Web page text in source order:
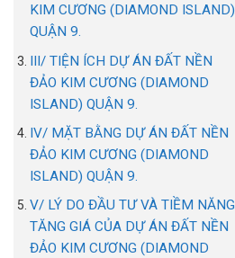
KIM CƯƠNG (DIAMOND ISLAND)
QUẬN 9.
III/ TIỆN ÍCH DỰ ÁN ĐẤT NỀN
ĐẢO KIM CƯƠNG (DIAMOND
ISLAND) QUẬN 9.
IV/ MẶT BẰNG DỰ ÁN ĐẤT NỀN
ĐẢO KIM CƯƠNG (DIAMOND
ISLAND) QUẬN 9.
V/ LÝ DO ĐẦU TƯ VÀ TIỀM NĂNG
TĂNG GIÁ CỦA DỰ ÁN ĐẤT NỀN
ĐẢO KIM CƯƠNG (DIAMOND